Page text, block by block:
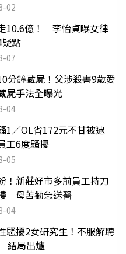
02
10.6億！ 李怡貞曝女律
點
07
分鐘藏屍！父涉殺害9歲愛
手法全曝光
04
1／OL省172元不甘被逮
工6度騷擾
05
！新莊好市多前員工持刀
母苦勸急送醫
04
騷擾2女研究生！不服解聘
結局出爐